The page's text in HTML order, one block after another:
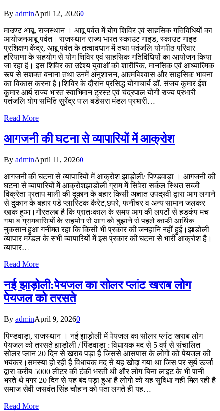
By adminApril 12, 20260
माउण्ट आबू, राजस्थान । आबू पर्वत में योग शिविर एवं साहसिक गतिविधियों का
आयोजनआबू पर्वत। राजस्थान राज्य भारत स्काउट गाइड, स्काउट गाइड
प्रशिक्षण केंद्र, आबू पर्वत के तत्वावधान में तथा पतंजलि योगपीठ परिवार
हरियाणा के सहयोग से योग शिविर एवं साहसिक गतिविधियों का आयोजन किया
जा रहा है। इस शिविर का उद्देश्य युवाओं को शारीरिक, मानसिक एवं आध्यात्मिक
रूप से सशक्त बनाना तथा उनमें अनुशासन, आत्मविश्वास और साहसिक भावना
का विकास करना है।शिविर के दौरान प्रसिद्ध योगाचार्य डॉ. संजय कुमार ईश
कुमार आर्य राज्य भारत स्वाभिमान ट्रस्ट एवं चंद्रपाल योगी राज्य प्रभारी
पतंजलि योग समिति सुरेंद्र पाल बडेसरा मंडल प्रभारी…
Read More
आगजनी की घटना से व्यापारियों में आक्रोश
By adminApril 11, 20260
आगजनी की घटना से व्यापारियों में आक्रोश झाड़ोली/ पिण्डवाड़ा । आगजनी की
घटना से व्यापारियों में आक्रोशझाडोली ग्राम में सिवेरा सर्कल स्थित सब्जी
विक्रेता प्रताप माली की दूकान के बहार किसी अज्ञात उपद्रवी द्वारा आग लगाने
से दुकान के बहार पडे प्लास्टिक कैरेट,छपरे, फर्नीचर व अन्य सामान जलकर
खाक हुआ।गौरतलब है कि प्रातःकाल के समय आग की लपटों से हडकंप मच
गया व ग्रामवासियों के सहयोग से आग को बुझाने से पहले काफी आर्थिक
नुकसान हुआ गनीमत रहा कि किसी भी प्रकार की जनहानि नहीं हुई।झाडोली
व्यापार मण्डल के सभी व्यापारियों में इस प्रकार की घटना से भारी आक्रोश है।
व्यापार…
Read More
नई झाड़ोली:पेयजल का सोलर प्लांट खराब लोग
पेयजल को तरसते
By adminApril 9, 20260
पिण्डवाड़ा, राजस्थान । नई झाड़ोली में पेयजल का सोलर प्लांट खराब लोग
पेयजल को तरसते झाड़ोली / पिंडवाड़ा : विधायक मद से 5 वर्ष से संचालित
सोलर प्लान 20 दिन से खराब पड़ा है जिससे आसपास के लोगों को पेयजल की
भयंकर।समस्या हो रही है विधायक मद से यह खोदा गया था जिस पर सूर्य ऊर्जा
द्वारा करीब 5000 लीटर की टंकी भरती थी और लोग बिना लाइट के भी पानी
भरते थे मगर 20 दिन से यह बंद पड़ा हुआ है लोगो को यह सुविधा नहीं मिल रही है
समाज सेवी जसवंत सिंह चौहान को पता लगते ही यह…
Read More